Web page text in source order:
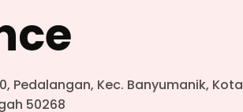
Pedalangan, Kec. Banyumanik, Kota
50268